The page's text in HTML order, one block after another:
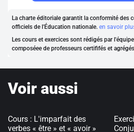
La charte éditoriale garantit la conformité des
officiels de l'Éducation nationale. en savoir
Les cours et exercices sont rédigés par
composéee de professeurs certififés et
Voir aussi
Cours : L'imparfait des
verbes « être » et « avoir »